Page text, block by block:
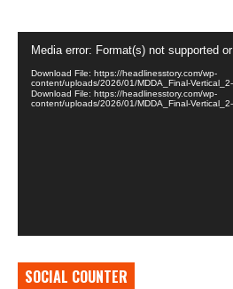
Player
Media error: Format(s) not supported
Download File: https://headlinesstory.com/wp-
content/uploads/2026/01/MDDA_Final-
Download File: https://headlinesstory.com/wp-
content/uploads/2026/01/MDDA_Final-
SOCIAL COUNTER